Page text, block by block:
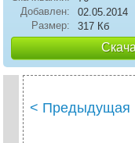
Добавлен:
02.05.2014
Размер:
317 Кб
< Предыдущая